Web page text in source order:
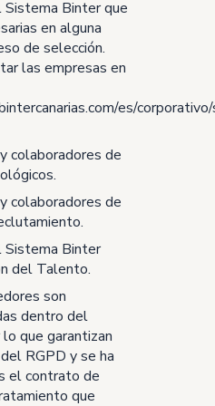
Sistema Binter que
en alguna
de selección.
las empresas en
es/
colaboradores de
colaboradores de
Sistema Binter
del Talento.
son
dentro del
que garantizan
RGPD y se ha
el contrato de
que